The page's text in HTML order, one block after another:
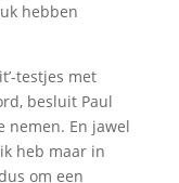
hebben
testjes met
besluit Paul
nemen. En jawel
heb maar in
om een